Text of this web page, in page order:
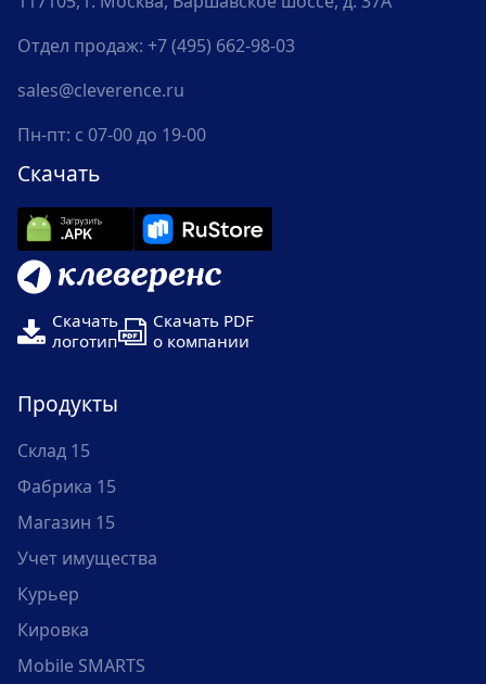
Отдел продаж: +7 (495) 662-98-03
sales@cleverence.ru
Пн-пт: с 07-00 до 19-00
Скачать
Скачать
логотип
Скачать PDF
о компании
Продукты
Склад 15
Фабрика 15
Магазин 15
Учет имущества
Курьер
Кировка
Mobile SMARTS